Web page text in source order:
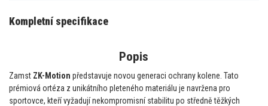
Kompletní specifikace
Popis
Zamst ZK-Motion představuje novou generaci ochrany kolene. Tato
prémiová ortéza z unikátního pleteného materiálu je navržena pro
sportovce, kteří vyžadují nekompromisní stabilitu po středně těžkých